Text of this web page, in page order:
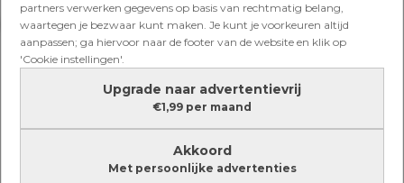
partners verwerken gegevens op basis van rechtmatig belang,
waartegen je bezwaar kunt maken. Je kunt je voorkeuren altijd
aanpassen; ga hiervoor naar de footer van de website en klik op
'Cookie instellingen'.
Upgrade naar advertentievrij
€1,99 per maand
Akkoord
Met persoonlijke advertenties
Lees verder onder de advertentie